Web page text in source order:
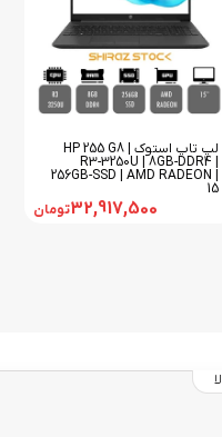
لپ تاپ استوک HP 255 G8 |
R3-3250U | 8GB-DDR4 |
256GB-SSD | AMD RADEON |
15
32,917,500تومان